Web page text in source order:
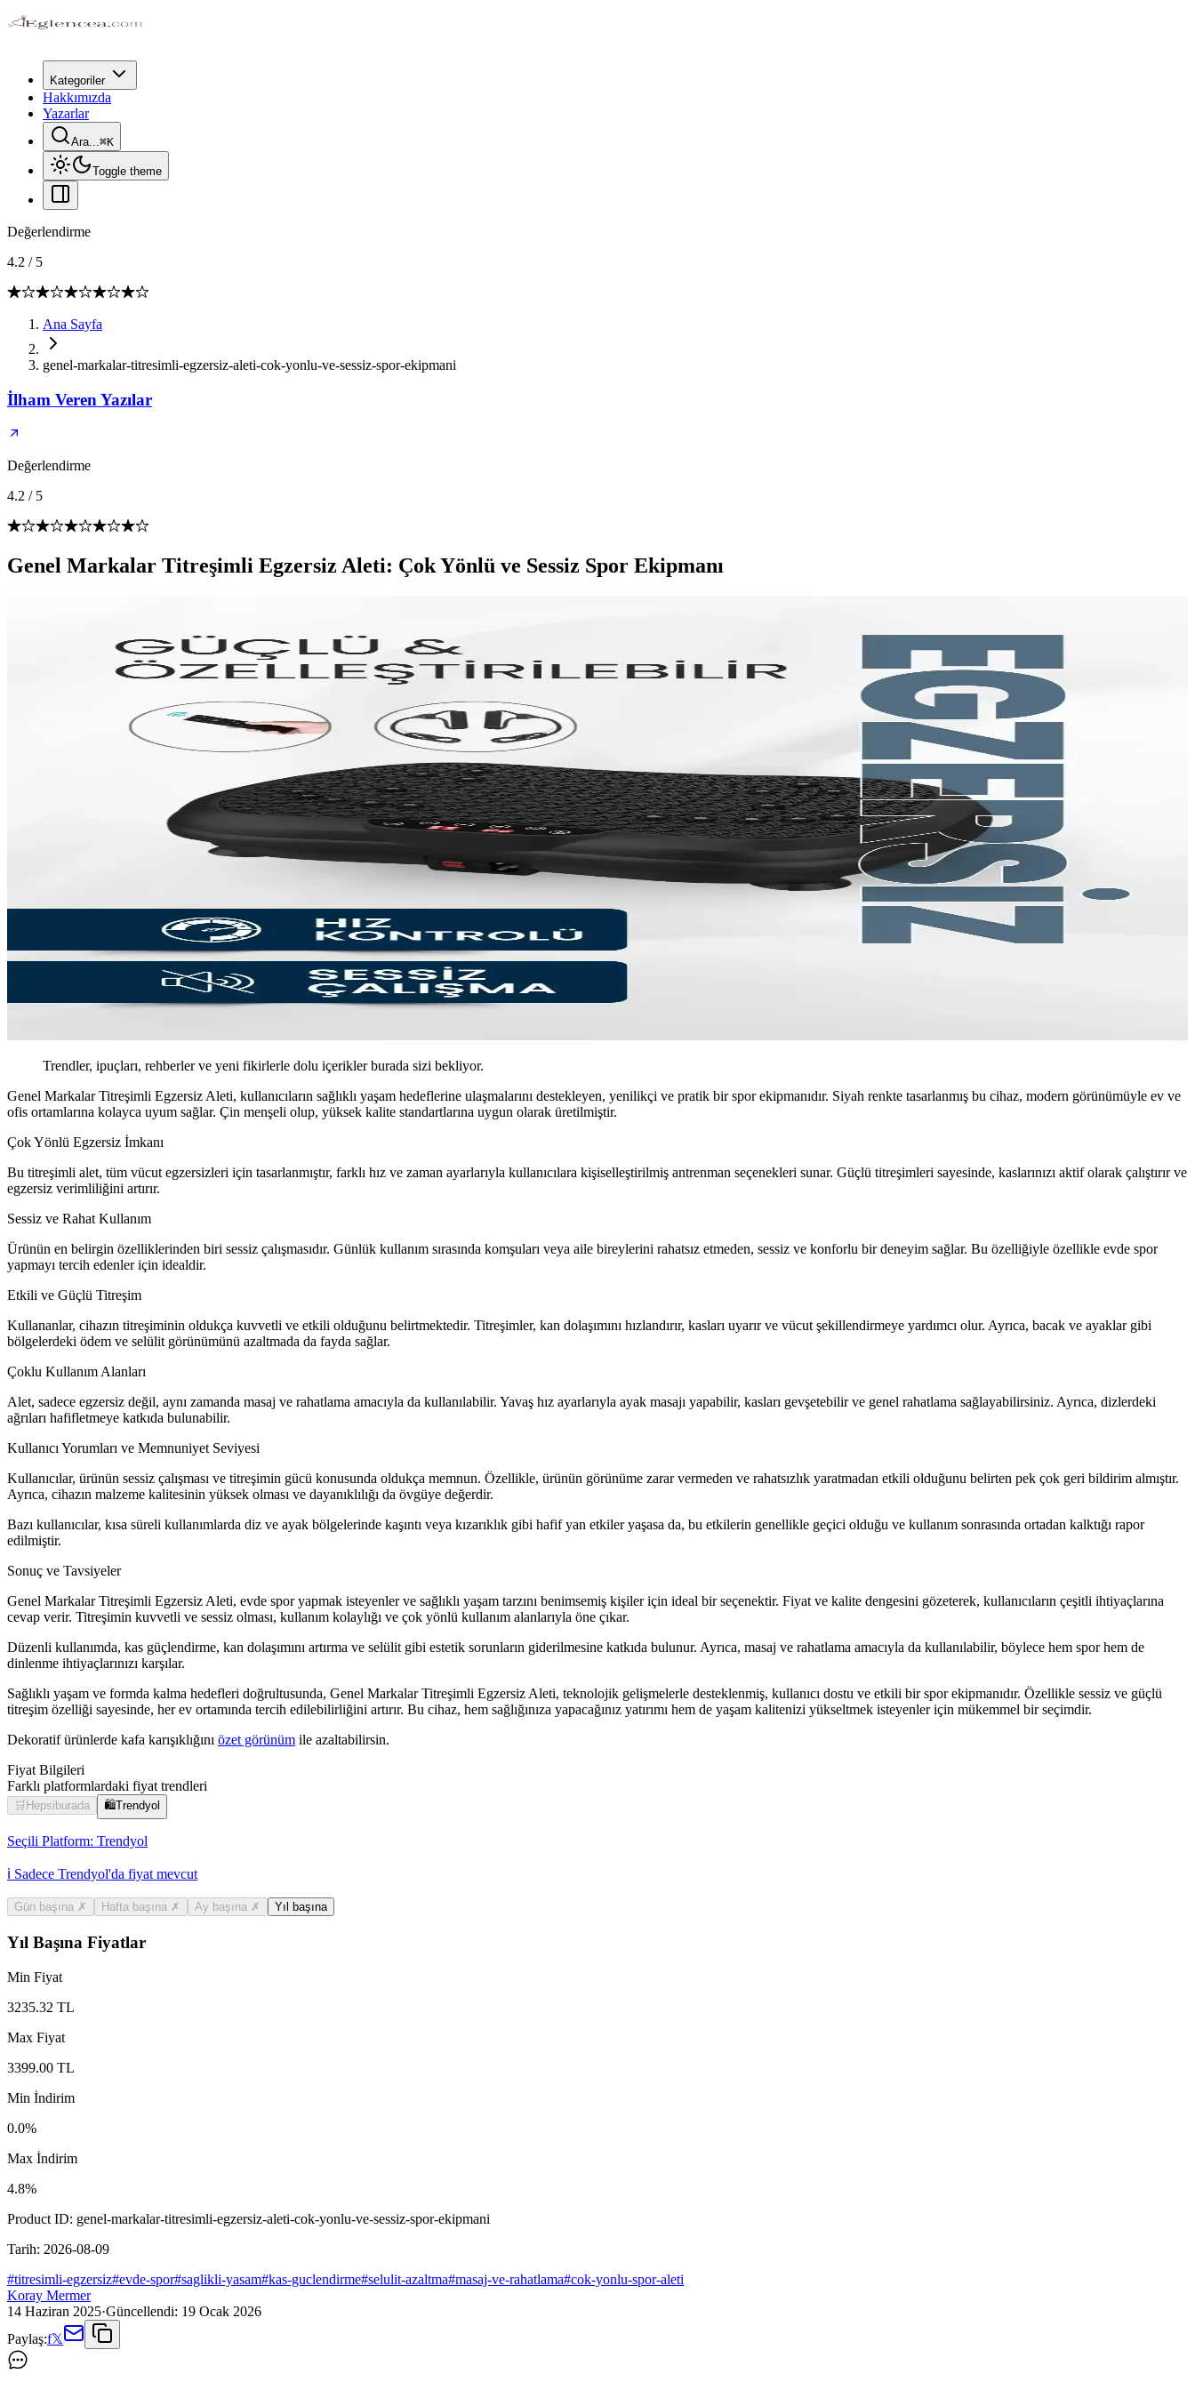
Kategoriler
Hakkımızda
Yazarlar
Ara...⌘K
Toggle theme
Değerlendirme
4.2 / 5
Ana Sayfa
genel-markalar-titresimli-egzersiz-aleti-cok-yonlu-ve-sessiz-spor-ekipmani
İlham Veren Yazılar
Değerlendirme
4.2 / 5
Genel Markalar Titreşimli Egzersiz Aleti: Çok Yönlü ve Sessiz Spor Ekipmanı
Trendler, ipuçları, rehberler ve yeni fikirlerle dolu içerikler burada sizi bekliyor.
Genel Markalar Titreşimli Egzersiz Aleti, kullanıcıların sağlıklı yaşam hedeflerine ulaşmalarını destekleyen, yenilikçi ve pratik bir spor ekipmanıdır. Siyah renkte tasarlanmış bu cihaz, modern görünümüyle ev ve
ofis ortamlarına kolayca uyum sağlar. Çin menşeli olup, yüksek kalite standartlarına uygun olarak üretilmiştir.
Çok Yönlü Egzersiz İmkanı
Bu titreşimli alet, tüm vücut egzersizleri için tasarlanmıştır, farklı hız ve zaman ayarlarıyla kullanıcılara kişiselleştirilmiş antrenman seçenekleri sunar. Güçlü titreşimleri sayesinde, kaslarınızı aktif olarak çalıştırır ve
egzersiz verimliliğini artırır.
Sessiz ve Rahat Kullanım
Ürünün en belirgin özelliklerinden biri sessiz çalışmasıdır. Günlük kullanım sırasında komşuları veya aile bireylerini rahatsız etmeden, sessiz ve konforlu bir deneyim sağlar. Bu özelliğiyle özellikle evde spor
yapmayı tercih edenler için idealdir.
Etkili ve Güçlü Titreşim
Kullananlar, cihazın titreşiminin oldukça kuvvetli ve etkili olduğunu belirtmektedir. Titreşimler, kan dolaşımını hızlandırır, kasları uyarır ve vücut şekillendirmeye yardımcı olur. Ayrıca, bacak ve ayaklar gibi
bölgelerdeki ödem ve selülit görünümünü azaltmada da fayda sağlar.
Çoklu Kullanım Alanları
Alet, sadece egzersiz değil, aynı zamanda masaj ve rahatlama amacıyla da kullanılabilir. Yavaş hız ayarlarıyla ayak masajı yapabilir, kasları gevşetebilir ve genel rahatlama sağlayabilirsiniz. Ayrıca, dizlerdeki
ağrıları hafifletmeye katkıda bulunabilir.
Kullanıcı Yorumları ve Memnuniyet Seviyesi
Kullanıcılar, ürünün sessiz çalışması ve titreşimin gücü konusunda oldukça memnun. Özellikle, ürünün görünüme zarar vermeden ve rahatsızlık yaratmadan etkili olduğunu belirten pek çok geri bildirim almıştır.
Ayrıca, cihazın malzeme kalitesinin yüksek olması ve dayanıklılığı da övgüye değerdir.
Bazı kullanıcılar, kısa süreli kullanımlarda diz ve ayak bölgelerinde kaşıntı veya kızarıklık gibi hafif yan etkiler yaşasa da, bu etkilerin genellikle geçici olduğu ve kullanım sonrasında ortadan kalktığı rapor
edilmiştir.
Sonuç ve Tavsiyeler
Genel Markalar Titreşimli Egzersiz Aleti, evde spor yapmak isteyenler ve sağlıklı yaşam tarzını benimsemiş kişiler için ideal bir seçenektir. Fiyat ve kalite dengesini gözeterek, kullanıcıların çeşitli ihtiyaçlarına
cevap verir. Titreşimin kuvvetli ve sessiz olması, kullanım kolaylığı ve çok yönlü kullanım alanlarıyla öne çıkar.
Düzenli kullanımda, kas güçlendirme, kan dolaşımını artırma ve selülit gibi estetik sorunların giderilmesine katkıda bulunur. Ayrıca, masaj ve rahatlama amacıyla da kullanılabilir, böylece hem spor hem de
dinlenme ihtiyaçlarınızı karşılar.
Sağlıklı yaşam ve formda kalma hedefleri doğrultusunda, Genel Markalar Titreşimli Egzersiz Aleti, teknolojik gelişmelerle desteklenmiş, kullanıcı dostu ve etkili bir spor ekipmanıdır. Özellikle sessiz ve güçlü
titreşim özelliği sayesinde, her ev ortamında tercih edilebilirliğini artırır. Bu cihaz, hem sağlığınıza yapacağınız yatırımı hem de yaşam kalitenizi yükseltmek isteyenler için mükemmel bir seçimdir.
Dekoratif ürünlerde kafa karışıklığını özet görünüm ile azaltabilirsin.
Fiyat Bilgileri
Farklı platformlardaki fiyat trendleri
🛒 Hepsiburada 🛍️Trendyol
Seçili Platform: Trendyol
ℹ️ Sadece Trendyol'da fiyat mevcut
Gün başına ✗ Hafta başına ✗ Ay başına ✗ Yıl başına
Yıl Başına Fiyatlar
Min Fiyat
3235.32 TL
Max Fiyat
3399.00 TL
Min İndirim
0.0%
Max İndirim
4.8%
Product ID: genel-markalar-titresimli-egzersiz-aleti-cok-yonlu-ve-sessiz-spor-ekipmani
Tarih: 2026-08-09
#titresimli-egzersiz#evde-spor#saglikli-yasam#kas-guclendirme#selulit-azaltma#masaj-ve-rahatlama#cok-yonlu-spor-aleti
Koray Mermer
14 Haziran 2025·Güncellendi: 19 Ocak 2026
Paylaş:f𝕏